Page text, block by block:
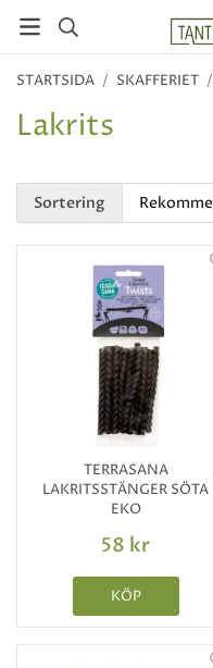
STARTSIDA / SKAFFERIET /
Lakrits
Sortering
TERRASANA
LAKRITSSTÄNGER SÖTA
EKO
58 kr
KÖP